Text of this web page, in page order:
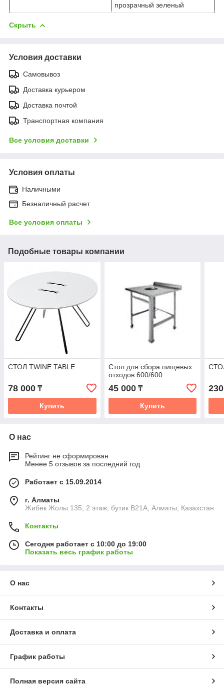
прозрачный зеленый
Скрыть
Условия доставки
Самовывоз
Доставка курьером
Доставка почтой
Транспортная компания
Все условия доставки
Условия оплаты
Наличными
Безналичный расчет
Все условия оплаты
Подобные товары компании
СТОЛ TWINE TABLE
78 000 ₸
Купить
Стол для сбора пищевых
отходов 600/600
45 000₸
Купить
О нас
Рейтинг не сформирован
Менее 5 отзывов за последний год
Работает с 15.09.2014
г. Алматы
Жибек Жолы 135, 2 этаж, бутик B21A, Алматы, Казахстан
Контакты
Сегодня работает с 10:00 до 19:00
Показать весь график работы
О нас
Контакты
Доставка и оплата
График работы
Полная версия сайта